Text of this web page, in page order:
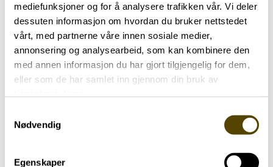
mediefunksjoner og for å analysere trafikken vår. Vi deler
dessuten informasjon om hvordan du bruker nettstedet
vårt, med partnerne våre innen sosiale medier,
annonsering og analysearbeid, som kan kombinere den
med annen informasjon du har gjort tilgjengelig for dem,
eller som de har samlet inn gjennom din bruk av
Nødvendig
Egenskaper
Foredragsholder: Par- og
familieterapeut Bjørn Tore Bergem og
helsefaglig rådgiver i Norges
Parkinsonforbund, Ragnhild Støkket.
Opptak 30. september: Hvilken
rolle ønsker du å ha som
institusjon